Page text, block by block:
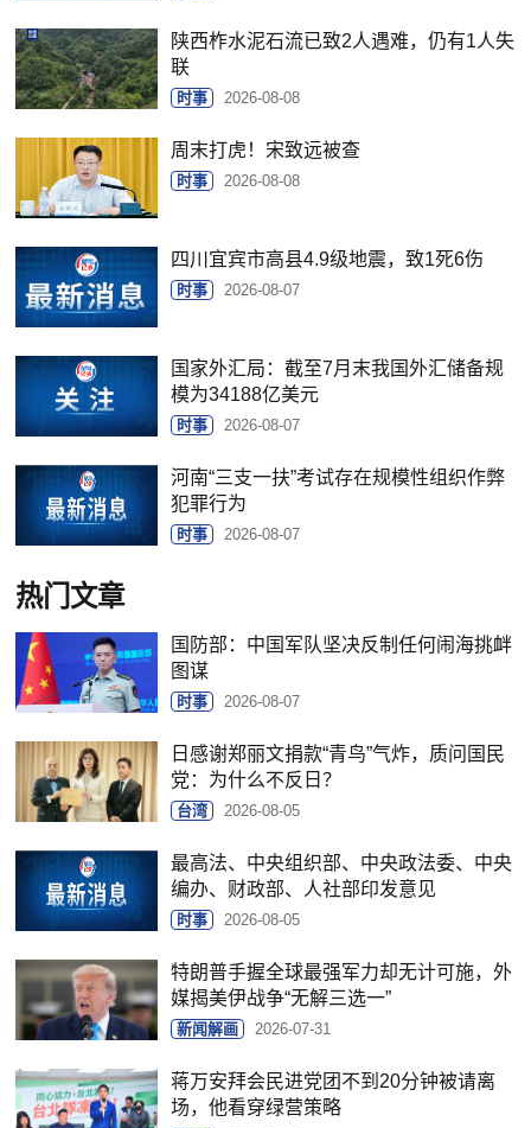
陕西柞水泥石流已致2人遇难，仍有1人失
联
时事 2026-08-08
周末打虎！宋致远被查
时事 2026-08-08
四川宜宾市高县4.9级地震，致1死6伤
时事 2026-08-07
国家外汇局：截至7月末我国外汇储备规
模为34188亿美元
时事 2026-08-07
河南“三支一扶”考试存在规模性组织作弊
犯罪行为
时事 2026-08-07
热门文章
国防部：中国军队坚决反制任何闹海挑衅
图谋
时事 2026-08-07
日感谢郑丽文捐款“青鸟”气炸，质问国民
党：为什么不反日？
台湾 2026-08-05
最高法、中央组织部、中央政法委、中央
编办、财政部、人社部印发意见
时事 2026-08-05
特朗普手握全球最强军力却无计可施，外
媒揭美伊战争“无解三选一”
新闻解画 2026-07-31
蒋万安拜会民进党团不到20分钟被请离
场，他看穿绿营策略